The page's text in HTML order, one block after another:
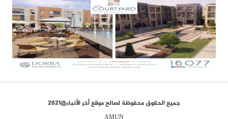
جميع الحقوق محفوظة لصالح موقع أخر الأنباء@2021